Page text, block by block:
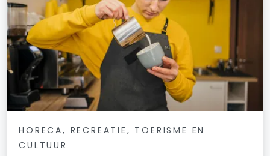
HORECA, RECREATIE, TOERISME EN
CULTUUR